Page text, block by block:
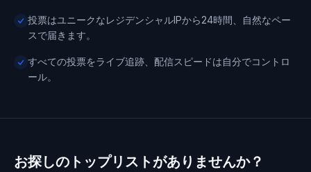
投票はユニークなレジデンシャルIPから24時間、自然なペー
スで届きます。
すべての投票をライブ追跡、配信スピードは自分でコントロ
ール。
お探しのトップリストがありませんか？